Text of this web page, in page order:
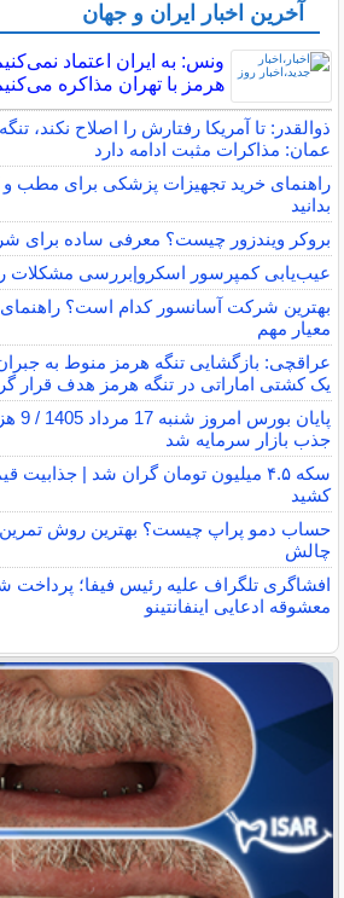
آخرین اخبار ایران و جهان
ونس: به ایران اعتماد
هرمز با تهران مذاکره
ذوالقدر: تا آمریکا رفتارش را اصلاح نکند،
عمان: مذاکرات مثبت ادامه دارد
راهنمای خرید تجهیزات پزشکی برای مطب و
بدانید
بروکر ویندزور چیست؟ معرفی ساده برای
عیب‌یابی کمپرسور اسکرو|بررسی مشکلات
معیار مهم
عراقچی: بازگشایی تنگه هرمز منوط به
یک کشتی اماراتی در تنگه هرمز هدف قرار
جذب بازار سرمایه شد
سکه ۴.۵ میلیون تومان گران شد | جذابیت
کشید
حساب دمو پراپ چیست؟ بهترین روش تمرین
چالش
افشاگری تلگراف علیه رئیس فیفا؛
معشوقه ادعایی اینفانتینو